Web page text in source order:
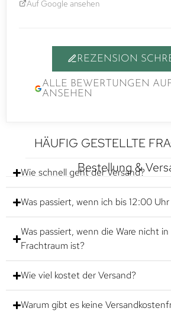
Auf Google ansehen
REZENSION
ALLE BEWERTUNGEN
ANSEHEN
HÄUFIG GESTELLTE
Bestellung &
Wie schnell geht der Versand?
Was passiert, wenn ich bis 12:00
Was passiert, wenn die Ware nicht
Frachtraum ist?
Wie viel kostet der Versand?
Warum gibt es keine